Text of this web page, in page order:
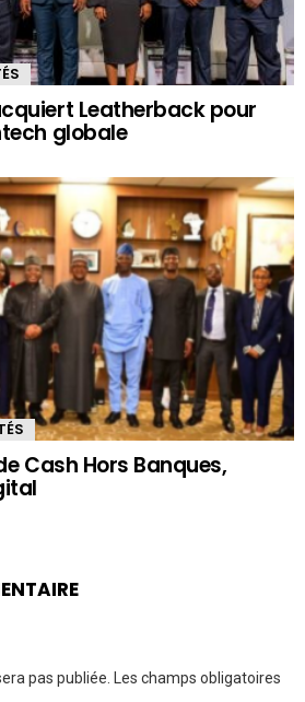
Leatherback pour
globale
Cash Hors Banques,
pas publiée.
Les champs obligatoires